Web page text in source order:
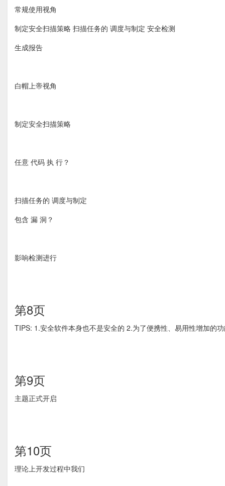
常规使用视角
制定安全扫描策略 扫描任务的 调度与制定 安全检测
生成报告
白帽上帝视角
制定安全扫描策略
任意 代码 执 行？
扫描任务的 调度与制定
包含 漏 洞？
影响检测进行
第8页
TIPS: 1.安全软件本身也不是安全的 2.为了便携性、易用性增加的
第9页
主题正式开启
第10页
理论上开发过程中我们